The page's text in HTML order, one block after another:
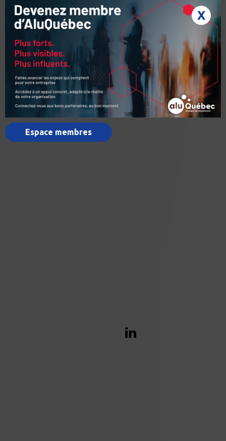
X
Espace membres